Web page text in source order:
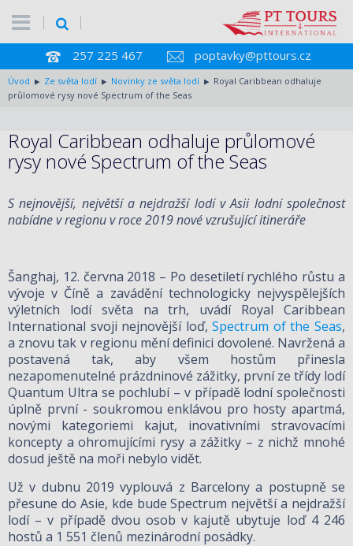
257 225 467 poptavky@pttours.cz
Úvod Ze světa lodí Novinky ze světa lodí
Royal Caribbean odhaluje
průlomové rysy nové Spectrum of the Seas
Royal Caribbean odhaluje průlomové
rysy nové Spectrum of the Seas
S nejnovější, největší a nejdražší lodí v Asii lodní společnost
nabídne v regionu v roce 2019 nové vzrušující itineráře
Šanghaj, 12. června 2018 – Po desetiletí rychlého růstu a
vývoje v Číně a zavádění technologicky nejvyspělejších
výletních lodí světa na trh, uvádí Royal Caribbean
International svoji nejnovější loď,Spectrum of the Seas,
a znovu tak v regionu mění definici dovolené. Navržená a
postavená tak, aby všem hostům přinesla
nezapomenutelné prázdninové zážitky, první ze třídy lodí
Quantum Ultra se pochlubí – v případě lodní společnosti
úplně první - soukromou enklávou pro hosty apartmá,
novými kategoriemi kajut, inovativními stravovacími
koncepty a ohromujícími rysy a zážitky – z nichž mnohé
dosud ještě na moři nebylo vidět.
Už v dubnu 2019 vyplouvá z Barcelony a postupně se
přesune do Asie, kde bude Spectrum největší a nejdražší
lodí – v případě dvou osob v kajutě ubytuje loď 4 246
hostů a 1 551 členů mezinárodní posádky.